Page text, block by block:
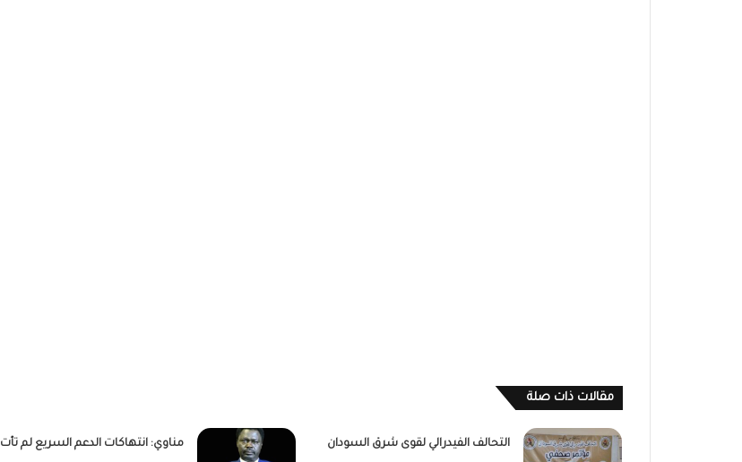
مقالات ذات صلة
التحالف الفيدرالي لقوى شرق السودان مناوي: انتهاكات الدعم السريع لم تأت